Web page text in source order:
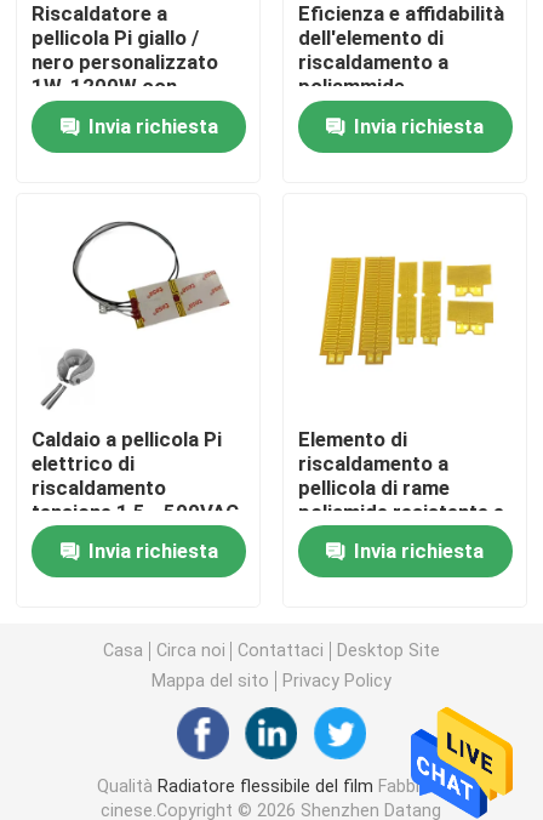
Notizie
Richieda una citazione
Radiatore del film di pi
Film del riscaldamento del Polyimide
Cuscinetto di riscaldamento flessibile
Polyimide Heater Element
Radiatori su ordinazione del Polyimide
Radiatore flessibile su ordinazione
Film del riscaldamento di Graphene
Film di riscaldamento elettrico
Riscaldatore a
pellicola Pi giallo /
nero personalizzato
1W-1200W con
controllo preciso della
temperaturaInvia richiesta
Eficienza e affidabilità
dell'elemento di
riscaldamento a
poliammide
Invia richiesta
Caldaio a pellicola Pi
elettrico di
riscaldamento
tensione 1,5 - 500VAC
Invia richiesta
Elemento di
riscaldamento a
pellicola di rame
poliamide resistente e
efficiente per
applicazioni industriali
Invia richiesta
Casa Circa noi Contattaci
Desktop Site
Mappa del sito
Privacy Policy
Qualità Radiatore flessibile del film Fabbrica
cinese.Copyright © 2026 Shenzhen Datang